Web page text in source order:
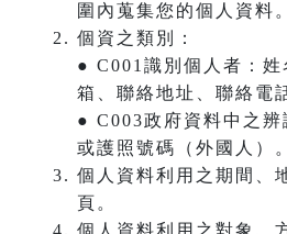
圍內蒐集您的個人資料。
個資之類別：
● C001識別個人者：姓
箱、聯絡地址、聯絡電
● C003政府資料中之辨
或護照號碼（外國人）。
個人資料利用之期間、
頁。